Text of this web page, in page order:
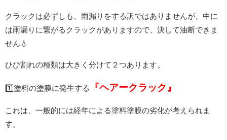
クラックは必ずしも、雨漏りをする訳ではありませんが、中に
は雨漏りに繋がるクラックがありますので、決して油断できま
せん💧
ひび割れの種類は大きく分けて２つあります。
1️⃣塗料の塗膜に発生する 『ヘアークラック』
これは、 一般的には経年による塗料塗膜の劣化が考えられま
す。